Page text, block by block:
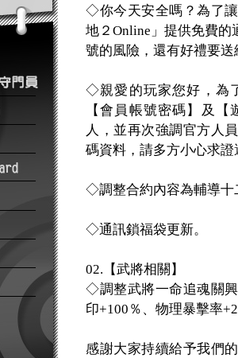
◇你今天安全嗎？為了
地２Online」提供免費
號的風險，還有好禮要送
◇親愛的玩家您好，為
【會員帳號密碼】及
人，並再次強調官方人
碼資料，請多方小心求
◇調整合約內容為輔導十
◇通訊鎖福袋更新。
02.【武將相關】
◇調整武將一命追魂關
印+100％、物理暴擊率
感謝大家持續給予我們